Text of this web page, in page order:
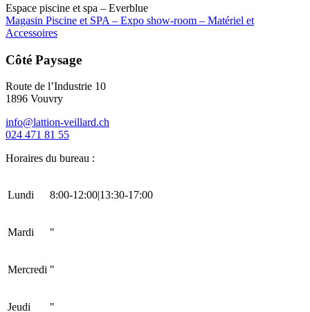
Espace piscine et spa – Everblue
Magasin Piscine et SPA – Expo show-room – Matériel et
Accessoires
Côté Paysage
Route de l’Industrie 10
1896 Vouvry
info@lattion-veillard.ch
024 471 81 55
Horaires du bureau :
Lundi 8:00-12:00|13:30-17:00
Mardi "
Mercredi "
Jeudi "